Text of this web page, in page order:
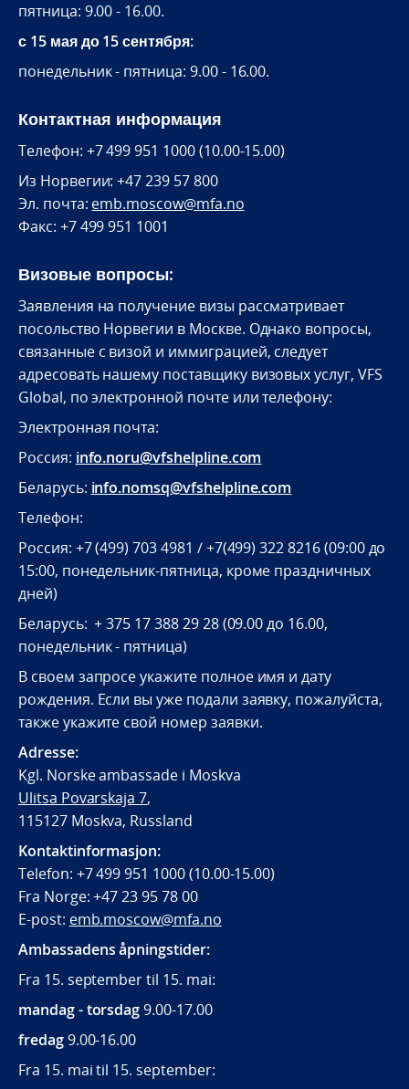
пятница: 9.00 - 16.00.
с 15 мая до 15 сентября:
понедельник - пятница: 9.00 - 16.00.
Контактная информация
Телефон: +7 499 951 1000 (10.00-15.00)
Из Норвегии: +47 239 57 800
Эл. почта: emb.moscow@mfa.no
Факс: +7 499 951 1001
Визовые вопросы:
Заявления на получение визы рассматривает
посольство Норвегии в Москве. Однако вопросы,
связанные с визой и иммиграцией, следует
адресовать нашему поставщику визовых услуг, VFS
Global, по электронной почте или телефону:
Электронная почта:
Россия: info.noru@vfshelpline.com
Беларусь: info.nomsq@vfshelpline.com
Телефон:
Россия: +7 (499) 703 4981 / +7(499) 322 8216 (09:00 до
15:00, понедельник-пятница, кроме праздничных
дней)
Беларусь: + 375 17 388 29 28 (09.00 до 16.00,
понедельник - пятница)
В своем запросе укажите полное имя и дату
рождения. Если вы уже подали заявку, пожалуйста,
также укажите свой номер заявки.
Adresse:
Kgl. Norske ambassade i Moskva
Ulitsa Povarskaja 7,
115127 Moskva, Russland
Kontaktinformasjon:
Telefon: +7 499 951 1000 (10.00-15.00)
Fra Norge: +47 23 95 78 00
E-post: emb.moscow@mfa.no
Ambassadens åpningstider:
Fra 15. september til 15. mai:
mandag - torsdag9.00-17.00
fredag9.00-16.00
Fra 15. mai til 15. september: